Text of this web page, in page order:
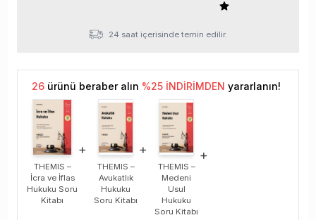
24 saat içerisinde temin edilir.
26 ürünü beraber alın %25 İNDİRİMDEN yararlanın!
THEMIS –
İcra ve İflas
Hukuku Soru
Kitabı
+
THEMIS –
Avukatlık
Hukuku
Soru Kitabı
+
THEMIS –
Medeni
Usul
Hukuku
Soru Kitabı
+